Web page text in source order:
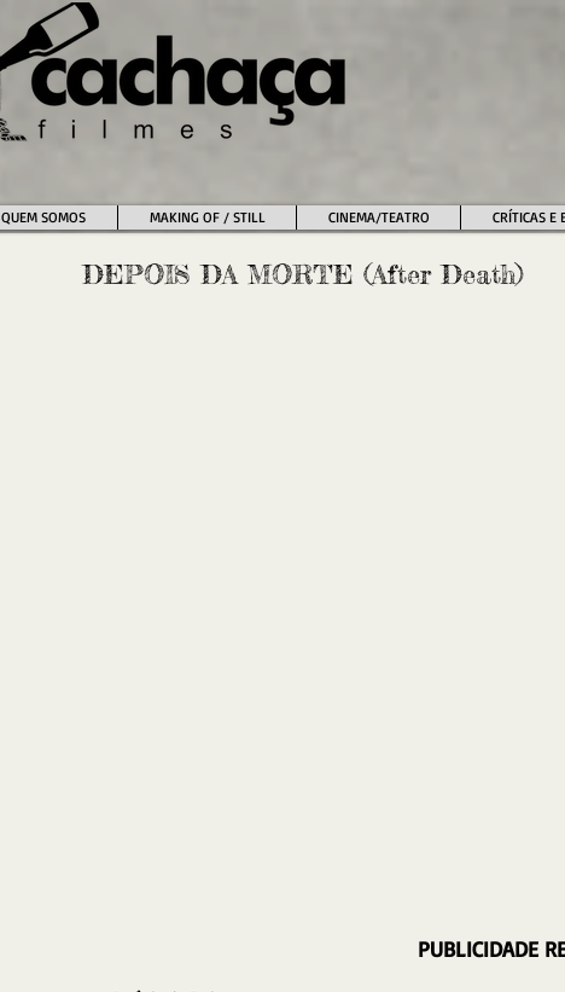
QUEM SOMOS MAKING OF / STILL CINEMA/TEATRO CRÍTICAS E
DEPOIS DA MORTE (After Death)
PUBLICIDADE